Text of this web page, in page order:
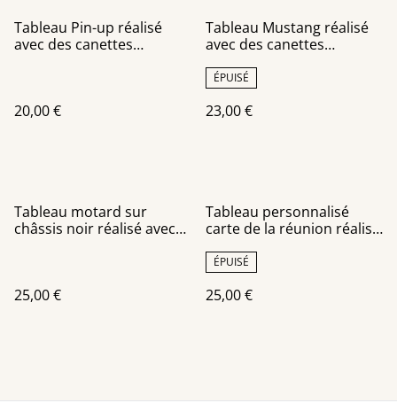
Tableau Pin-up réalisé
avec des canettes
20,00 €
Tableau Mustang réalisé
avec des canettes
ÉPUISÉ
23,00 €
Tableau motard sur
châssis noir réalisé avec
25,00 €
Tableau personnalisé
carte de la réunion réalisé
recyclées
ÉPUISÉ
25,00 €